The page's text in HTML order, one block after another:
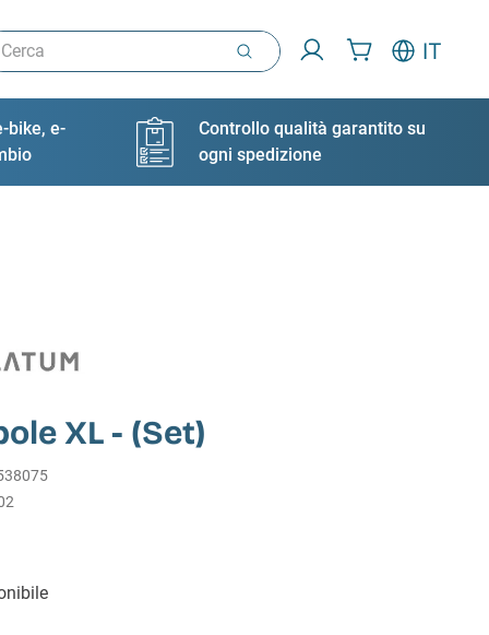
IT
bike, e-
Controllo qualità garantito su
ogni spedizione
XL - (Set)